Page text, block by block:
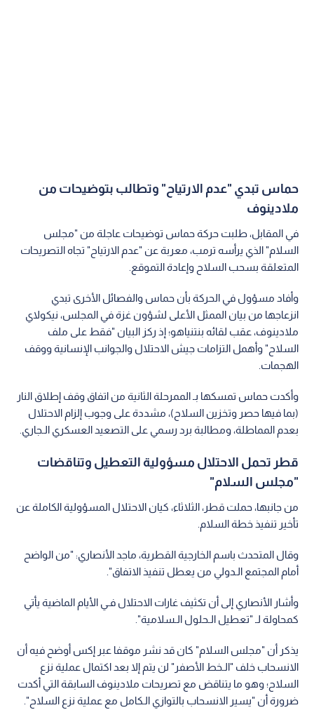
حماس تبدي "عدم الارتياح" وتطالب بتوضيحات من
ملادينوف
في المقابل، طلبت حركة حماس توضيحات عاجلة من "مجلس
السلام" الذي يرأسه ترمب، معربة عن "عدم الارتياح" تجاه التصريحات
المتعلقة بسحب السلاح وإعادة التموقع.
وأفاد مسؤول في الحركة بأن حماس والفصائل الأخرى تبدي
انزعاجها من بيان الممثل الأعلى لشؤون غزة في المجلس، نيكولاي
ملادينوف، عقب لقائه بنتنياهو؛ إذ ركز البيان "فقط على ملف
السلاح" وأهمل التزامات جيش الاحتلال والجوانب الإنسانية ووقف
الهجمات.
وأكدت حماس تمسكها بـ الممرحلة الثانية من اتفاق وقف إطلاق النار
(بما فيها حصر وتخزين السلاح)، مشددة على وجوب إلزام الاحتلال
بعدم المماطلة، ومطالبة برد رسمي على التصعيد العسكري الـجاري.
قطر تحمل الاحتلال مسؤولية التعطيل وتناقضات
"مجلس السلام"
من جانبها، حملت قطر، الثلاثاء، كيان الاحتلال المسؤولية الكاملة عن
تأخير تنفيذ خطة السلام.
وقال المتحدث باسم الخارجية القطرية، ماجد الأنصاري: "من الواضح
أمام المجتمع الـدولي من يعطل تنفيذ الاتفاق".
وأشار الأنصاري إلى أن تكثيف غارات الاحتلال فـي الأيام الماضية يأتي
كمحاولة لـ "تعطيل الـحلول الـسلامية".
يذكر أن "مجلس السلام" كان قد نشر موقفا عبر إكس أوضح فيه أن
الانسحاب خلف "الـخط الأصفر" لن يتم إلا بعد اكتمال عملية نزع
السلاح؛ وهو ما يتناقض مع تصريحات ملادينوف السابقة التي أكدت
ضرورة أن "يسير الانسحاب بالتوازي الـكامل مع عملية نزع السلاح".